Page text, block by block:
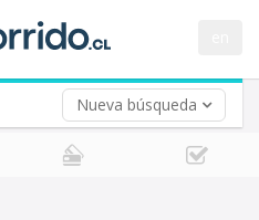
Nueva búsqueda